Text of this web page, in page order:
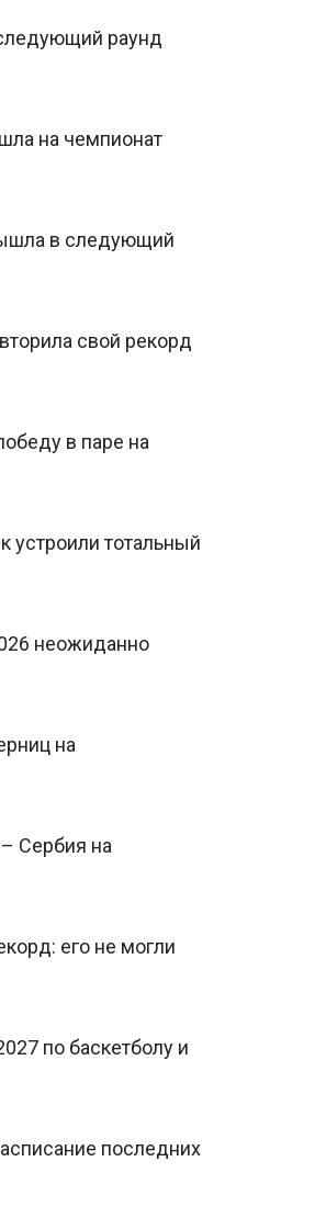
раунд
на чемпионат
в следующий
свой рекорд
в паре на
устроили тотальный
неожиданно
на
Сербия на
его не могли
по баскетболу и
последних